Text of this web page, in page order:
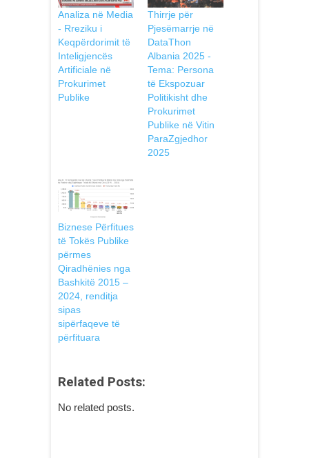
Analiza në Media
- Rreziku i
Keqpërdorimit të
Inteligjencës
Artificiale në
Prokurimet
Publike
Thirrje për
Pjesëmarrje në
DataThon
Albania 2025 -
Tema: Persona
të Ekspozuar
Politikisht dhe
Prokurimet
Publike në Vitin
ParaZgjedhor
2025
Biznese Përfitues
të Tokës Publike
përmes
Qiradhënies nga
Bashkitë 2015 –
2024, renditja
sipas
sipërfaqeve të
përfituara
Related Posts:
No related posts.